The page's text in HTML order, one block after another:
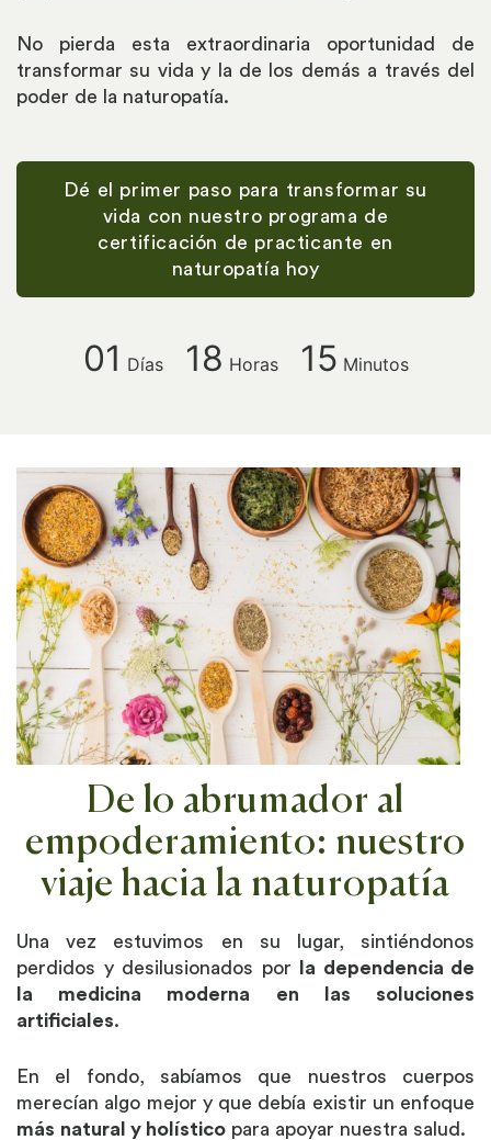
No pierda esta extraordinaria oportunidad de
transformar su vida y la de los demás a través del
poder de la naturopatía.
Dé el primer paso para transformar su
vida con nuestro programa de
certificación de practicante en
naturopatía hoy
01 Días 18 Horas 15 Minutos
De lo abrumador al
empoderamiento: nuestro
viaje hacia la naturopatía
Una vez estuvimos en su lugar, sintiéndonos
perdidos y desilusionados por
la dependencia de
la medicina moderna en las soluciones
artificiales.
En el fondo, sabíamos que nuestros cuerpos
merecían algo mejor y que debía existir un enfoque
más natural y holístico para apoyar nuestra salud.